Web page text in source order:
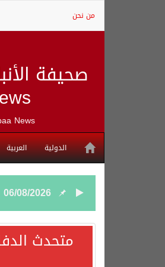
من نحن
صحيفة
News
الدولية العربية
06/08/2026
05/08/2026متحدث